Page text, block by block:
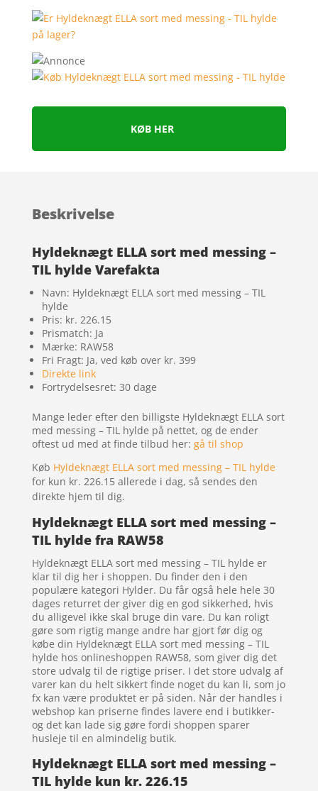
KØB HER
Beskrivelse
Hyldeknægt ELLA sort med messing –
TIL hylde Varefakta
Navn: Hyldeknægt ELLA sort med messing – TIL
hylde
Pris: kr. 226.15
Prismatch: Ja
Mærke: RAW58
Fri Fragt: Ja, ved køb over kr. 399
Direkte link
Fortrydelsesret: 30 dage
Mange leder efter den billigste Hyldeknægt ELLA sort
med messing – TIL hylde på nettet, og de ender
oftest ud med at finde tilbud her: gå til shop
Køb Hyldeknægt ELLA sort med messing – TIL hylde
for kun kr. 226.15 allerede i dag, så sendes den
direkte hjem til dig.
Hyldeknægt ELLA sort med messing –
TIL hylde fra RAW58
Hyldeknægt ELLA sort med messing – TIL hylde er
klar til dig her i shoppen. Du finder den i den
populære kategori Hylder. Du får også hele hele 30
dages returret der giver dig en god sikkerhed, hvis
du alligevel ikke skal bruge din vare. Du kan roligt
gøre som rigtig mange andre har gjort før dig og
købe din Hyldeknægt ELLA sort med messing – TIL
hylde hos onlineshoppen RAW58, som giver dig det
store udvalg til de rigtige priser. I det store udvalg af
varer kan du helt sikkert finde noget du kan li, som jo
fx kan være produktet er på siden. Når der handles i
webshop kan priserne findes lavere end i butikker-
og det kan lade sig gøre fordi shoppen sparer
husleje til en almindelig butik.
Hyldeknægt ELLA sort med messing –
TIL hylde kun kr. 226.15